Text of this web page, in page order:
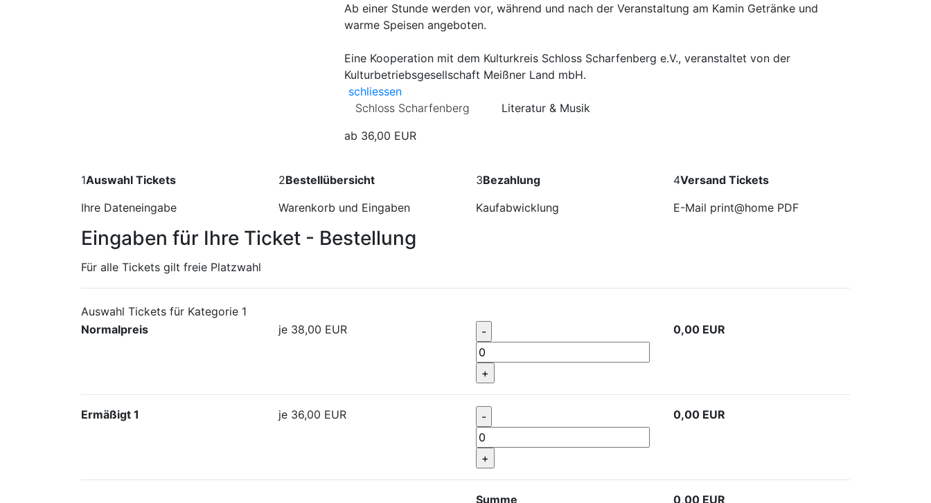
Ab einer Stunde werden vor, während und nach der Veranstaltung am Kamin Getränke und
warme Speisen angeboten.
Eine Kooperation mit dem Kulturkreis Schloss Scharfenberg e.V., veranstaltet von der
Kulturbetriebsgesellschaft Meißner Land mbH.
Weitere Informationen zur Veranstaltung wieder schließen
schliessen
Schloss Scharfenberg
Literatur & Musik
ab 36,00 EUR
1Auswahl Tickets
Ihre Dateneingabe
2Bestellübersicht
Warenkorb und Eingaben
3Bezahlung
Kaufabwicklung
4Versand Tickets
E-Mail print@home PDF
Eingaben für Ihre Ticket - Bestellung
Für alle Tickets gilt freie Platzwahl
Auswahl Tickets für Kategorie 1
Normalpreis
je 38,00 EUR 0,00 EUR
Ermäßigt 1 je 36,00 EUR 0,00 EUR
Summe 0,00 EUR